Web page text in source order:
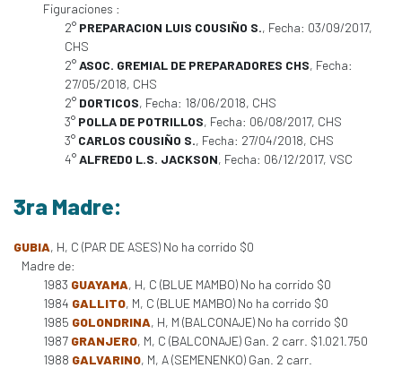
Figuraciones :
2° PREPARACION LUIS COUSIÑO S., Fecha: 03/09/2017,
CHS
2°ASOC. GREMIAL DE PREPARADORES CHS, Fecha:
27/05/2018, CHS
2° DORTICOS, Fecha: 18/06/2018, CHS
3° POLLA DE POTRILLOS, Fecha: 06/08/2017, CHS
3° CARLOS COUSIÑO S., Fecha: 27/04/2018, CHS
4°ALFREDO L.S. JACKSON, Fecha: 06/12/2017, VSC
3ra Madre:
GUBIA, H, C (PAR DE ASES) No ha corrido $0
Madre de:
1983 GUAYAMA, H, C (BLUE MAMBO) No ha corrido $0
1984 GALLITO, M, C (BLUE MAMBO) No ha corrido $0
1985 GOLONDRINA, H, M (BALCONAJE) No ha corrido $0
1987 GRANJERO, M, C (BALCONAJE) Gan. 2 carr. $1.021.750
1988 GALVARINO, M, A (SEMENENKO) Gan. 2 carr.